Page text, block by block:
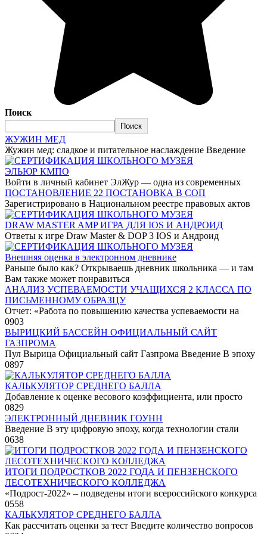
Поиск
Поиск
ЖУЖИН МЕД
Жужин мед: сладкое и питательное наслаждение Введение
ЭЛЬЮР КМПО
Войти в личный кабинет ЭлЖур — одна из современных
ПОСТАНОВЛЕНИЕ 22 ПОСТАНОВКА В СОП
Зарегистрировано в Национальном реестре правовых актов
DRAW MASTER AMP ИГРА ДЛЯ IOS И АНДРОИД
Ответы к игре Draw Master & DOP 3 IOS и Андроид
Внешняя оценка в электронном дневнике
Раньше было как? Открываешь дневник школьника — и там
Вам также может понравиться
АНАЛИЗ УСПЕВАЕМОСТИ УЧАЩИХСЯ 2 КЛАССА ПО
ПИСЬМЕННОМУ ОБРАЗЦУ
Отчет: «Работа по повышению качества успеваемости на
0903
ВЫРИЦКИЙ БАССЕЙН ОФИЦИАЛЬНЫЙ САЙТ
ГАЗПРОМА
Пул Вырица Официальный сайт Газпрома Введение В эпоху
0897
КАЛЬКУЛЯТОР СРЕДНЕГО БАЛЛА
Добавление к оценке весового коэффициента, или просто
0829
ЭЛЕКТРОННЫЙ ДНЕВНИК ГОУНН
Введение В эту цифровую эпоху, когда технологии стали
0638
ИТОГИ ПОДРОСТКОВ 2022 ГОДА И ПЕНЗЕНСКОГО
ЛЕСОТЕХНИЧЕСКОГО КОЛЛЕДЖА
«Подрост-2022» – подведены итоги всероссийского конкурса
0558
КАЛЬКУЛЯТОР СРЕДНЕГО БАЛЛА
Как рассчитать оценки за тест Введите количество вопросов